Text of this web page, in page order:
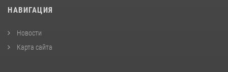
НАВИГАЦИЯ
Новости
Карта сайта